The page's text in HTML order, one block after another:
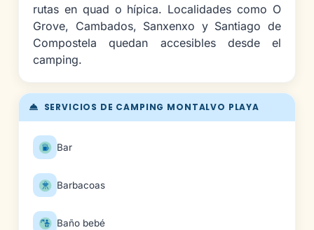
SERVICIOS DE CAMPING MONTALVO PLAYA
Bar
Barbacoas
Baño bebé
rutas en quad o hípica. Localidades como O
Grove, Cambados, Sanxenxo y Santiago de
Compostela quedan accesibles desde el
camping.